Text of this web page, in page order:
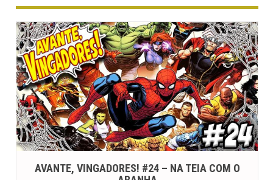
AVANTE, VINGADORES! #24 – NA TEIA COM O